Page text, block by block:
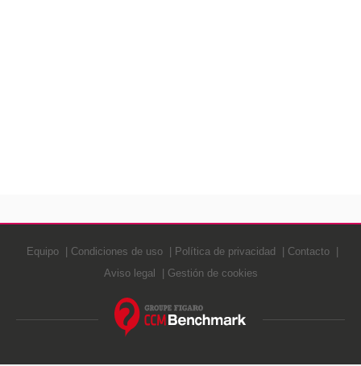
Equipo Condiciones de uso Política de privacidad
Contacto
Aviso legal
Gestión de cookies